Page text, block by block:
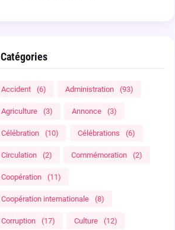
Catégories
Accident (6) Administration (93)
Agriculture (3) Annonce (3)
Célébration (10) Célébrations (6)
Circulation (2) Commémoration (2)
Coopération (11)
Coopération internationale (8)
Corruption (17) Culture (12)